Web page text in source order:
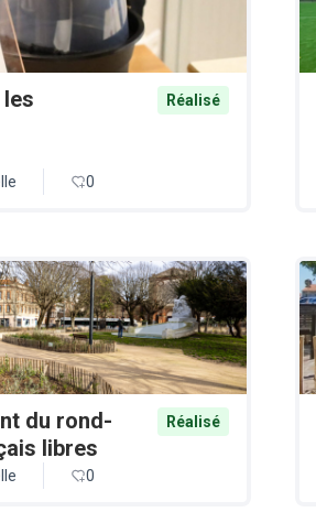
Réalisé
0
du rond-
libres
Réalisé
0